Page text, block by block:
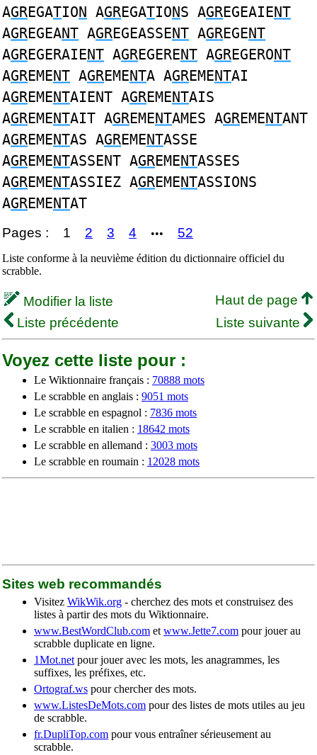
AGREGATION AGREGATIONS AGREGEAIENT
AGREGEANT AGREGEASSENT AGREGENT
AGREGERAIENT AGREGERENT AGREGERONT
AGREMENT AGREMENTA AGREMENTAI
AGREMENTAIENT AGREMENTAIS
AGREMENTAIT AGREMENTAMES AGREMENTANT
AGREMENTAS AGREMENTASSE
AGREMENTASSENT AGREMENTASSES
AGREMENTASSIEZ AGREMENTASSIONS
AGREMENTAT
Pages : 1 2 3 4 ••• 52
Liste conforme à la neuvième édition du dictionnaire officiel du
scrabble.
Modifier la liste
Haut de page
Liste précédente
Liste suivante
Voyez cette liste pour :
Le Wiktionnaire français : 70888 mots
Le scrabble en anglais : 9051 mots
Le scrabble en espagnol : 7836 mots
Le scrabble en italien : 18642 mots
Le scrabble en allemand : 3003 mots
Le scrabble en roumain : 12028 mots
Sites web recommandés
Visitez WikWik.org - cherchez des mots et construisez des
listes à partir des mots du Wiktionnaire.
www.BestWordClub.com et www.Jette7.com pour jouer au
scrabble duplicate en ligne.
1Mot.net pour jouer avec les mots, les anagrammes, les
suffixes, les préfixes, etc.
Ortograf.ws pour chercher des mots.
www.ListesDeMots.com pour des listes de mots utiles au jeu
de scrabble.
fr.DupliTop.com pour vous entraîner sérieusement au
scrabble.